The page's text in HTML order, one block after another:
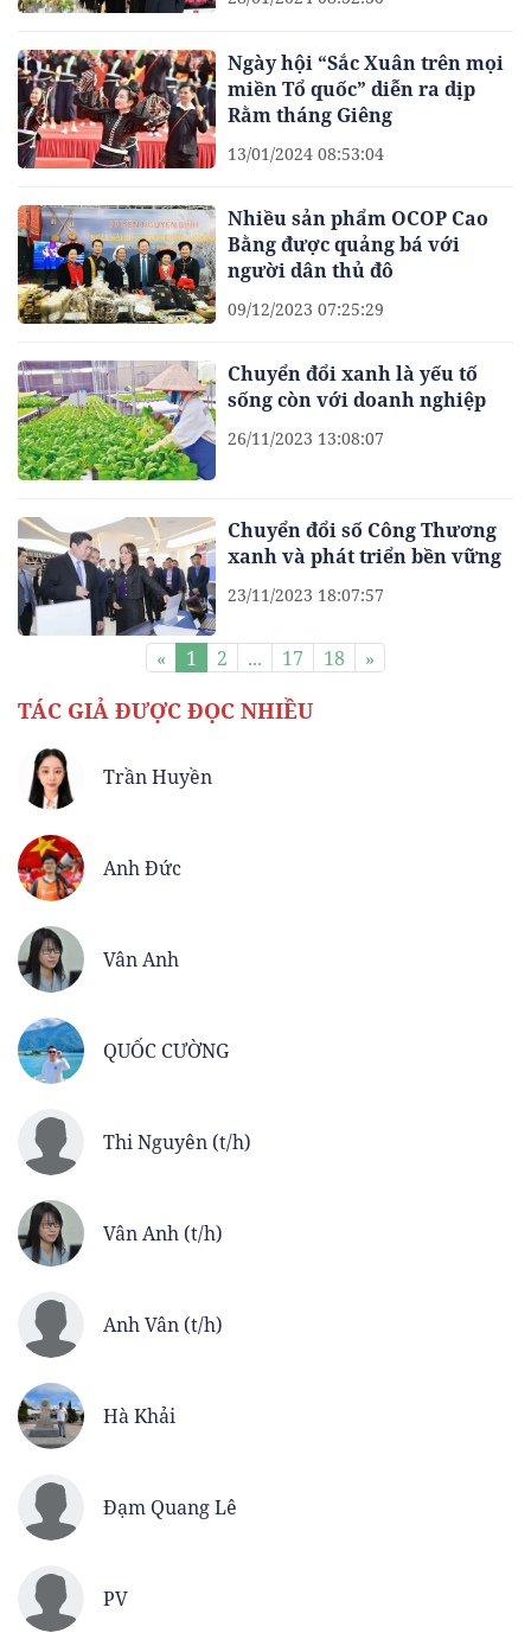
Ngày hội “Sắc Xuân trên mọi
miền Tổ quốc” diễn ra dịp
Rằm tháng Giêng
13/01/2024 08:53:04
Nhiều sản phẩm OCOP Cao
Bằng được quảng bá với
người dân thủ đô
09/12/2023 07:25:29
Chuyển đổi xanh là yếu tố
sống còn với doanh nghiệp
26/11/2023 13:08:07
Chuyển đổi số Công Thương
xanh và phát triển bền vững
23/11/2023 18:07:57
« 1 2 ... 17 18 »
TÁC GIẢ ĐƯỢC ĐỌC NHIỀU
Trần Huyền
Anh Đức
Vân Anh
QUỐC CƯỜNG
Thi Nguyên (t/h)
Vân Anh (t/h)
Anh Vân (t/h)
Hà Khải
Đạm Quang Lê
PV